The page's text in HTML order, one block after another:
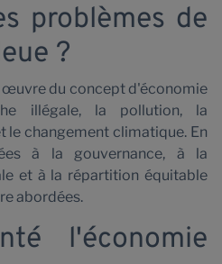
problèmes de
?
œuvre du concept d'économie
illégale, la pollution, la
changement climatique. En
à la gouvernance, à la
et à la répartition équitable
abordées.
l'économie